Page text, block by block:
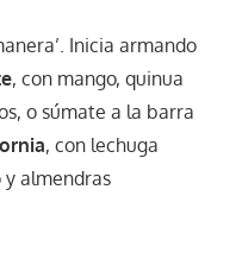
Inicia armando
, con mango, quinua
o súmate a la barra
, con lechuga
y almendras